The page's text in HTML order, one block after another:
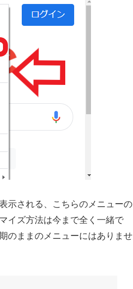
示される、こちらのメニューの
イズ方法は今まで全く一緒で
のままのメニューにはありませ